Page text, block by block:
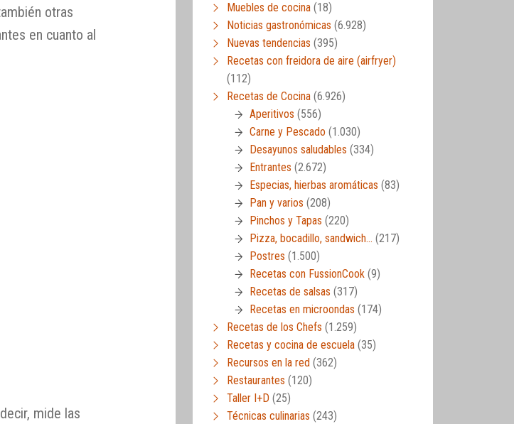
otras
en cuanto al
mide las
Muebles de cocina (18)
Noticias gastronómicas (6.928)
Nuevas tendencias (395)
Recetas con freidora de aire (airfryer)
(112)
Recetas de Cocina (6.926)
Aperitivos (556)
Carne y Pescado (1.030)
Desayunos saludables (334)
Entrantes (2.672)
Especias, hierbas aromáticas (83)
Pan y varios (208)
Pinchos y Tapas (220)
Pizza, bocadillo, sandwich… (217)
Postres (1.500)
Recetas con FussionCook (9)
Recetas de salsas (317)
Recetas en microondas (174)
Recetas de los Chefs (1.259)
Recetas y cocina de escuela (35)
Recursos en la red (362)
Restaurantes (120)
Taller I+D (25)
Técnicas culinarias (243)